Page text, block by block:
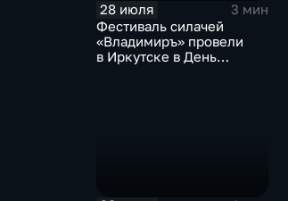
28 июля
3 мин
Фестиваль силачей
«Владимиръ» провели
в Иркутске в День